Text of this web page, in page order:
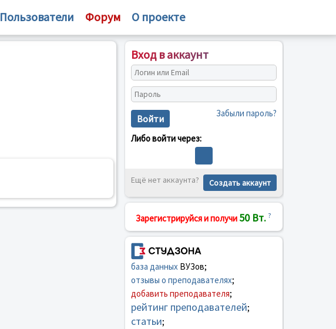
Пользователи Форум О проекте
Вход в аккаунт
Войти Забыли пароль?
Либо войти через:
Ещё нет аккаунта? Создать аккаунт
Зарегистрируйся и получи 50 Вт. ?
база данныхВУЗов;
отзывы о преподавателях;
добавить преподавателя;
рейтинг преподавателей;
статьи;